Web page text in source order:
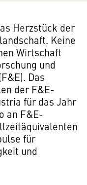
Herzstück der
Keine
Wirtschaft
und
Das
der F&E-
für das Jahr
an F&E-
für
und